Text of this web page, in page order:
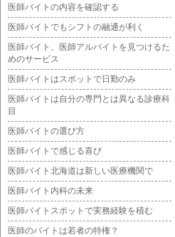
医師バイトの内容を確認する
医師バイトでもシフトの融通が利く
医師バイト、医師アルバイトを見つけるた
めのサービス
医師バイトはスポットで日勤のみ
医師バイトは自分の専門とは異なる診療科
目
医師バイトの選び方
医師バイトで感じる喜び
医師バイト北海道は新しい医療機関で
医師バイト内科の未来
医師バイトスポットで実務経験を積む
医師のバイトは若者の特権？